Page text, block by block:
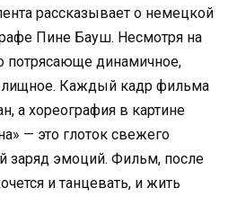
рассказывает о немецкой
Пине Бауш. Несмотря на
потрясающе динамичное,
Каждый кадр фильма
а хореография в картине
— это глоток свежего
заряд эмоций. Фильм, после
и танцевать, и жить